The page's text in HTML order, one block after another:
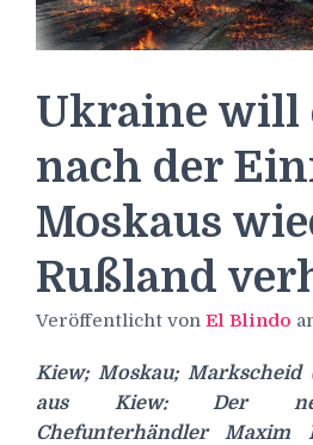
Ukraine will
nach der
Moskaus
Rußland
Veröffentlicht von El Blindo
Kiew; Moskau; Markscheid
aus Kiew: Der
Chefunterhändler